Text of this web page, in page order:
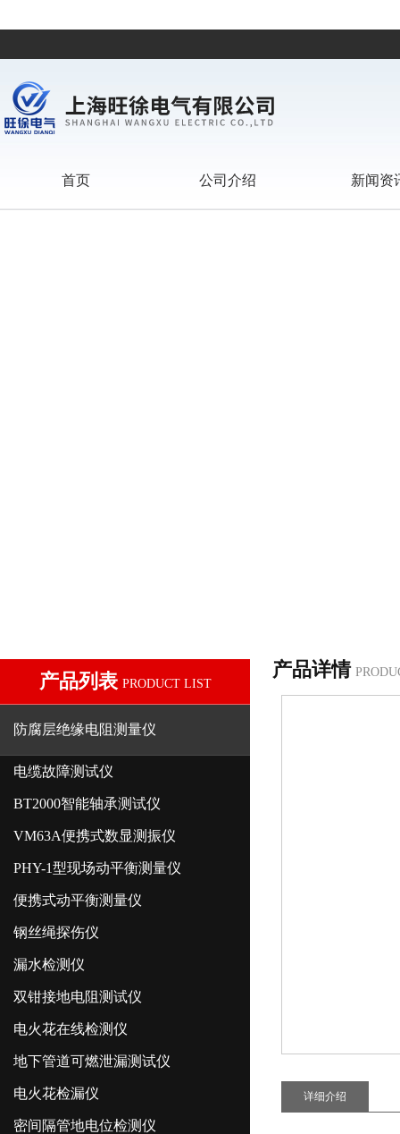
首页 公司介绍 新闻资
产品列表 PRODUCT LIST
防腐层绝缘电阻测量仪
电缆故障测试仪
BT2000智能轴承测试仪
VM63A便携式数显测振仪
PHY-1型现场动平衡测量仪
便携式动平衡测量仪
钢丝绳探伤仪
漏水检测仪
双钳接地电阻测试仪
电火花在线检测仪
地下管道可燃泄漏测试仪
电火花检漏仪
密间隔管地电位检测仪
产品详情
详细介绍